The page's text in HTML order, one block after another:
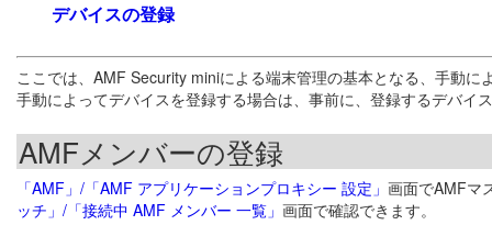
デバイスの登録
ここでは、AMF Security miniによる端末管理の基本となる、手動に
手動によってデバイスを登録する場合は、事前に、登録するデバ
AMFメンバーの登録
「AMF」/「AMF アプリケーションプロキシー 設定」 画面でAMFマ
ッチ」/「接続中 AMF メンバー 一覧」 画面で確認できます。